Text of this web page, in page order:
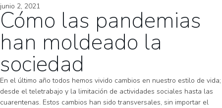
junio 2, 2021
Cómo las pandemias
han moldeado la
sociedad
En el último año todos hemos vivido cambios en nuestro estilo de vida;
desde el teletrabajo y la limitación de actividades sociales hasta las
cuarentenas. Estos cambios han sido transversales, sin importar el